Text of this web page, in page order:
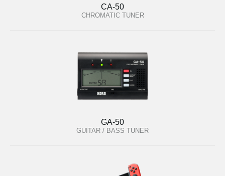
CA-50
CHROMATIC TUNER
GA-50
GUITAR / BASS TUNER